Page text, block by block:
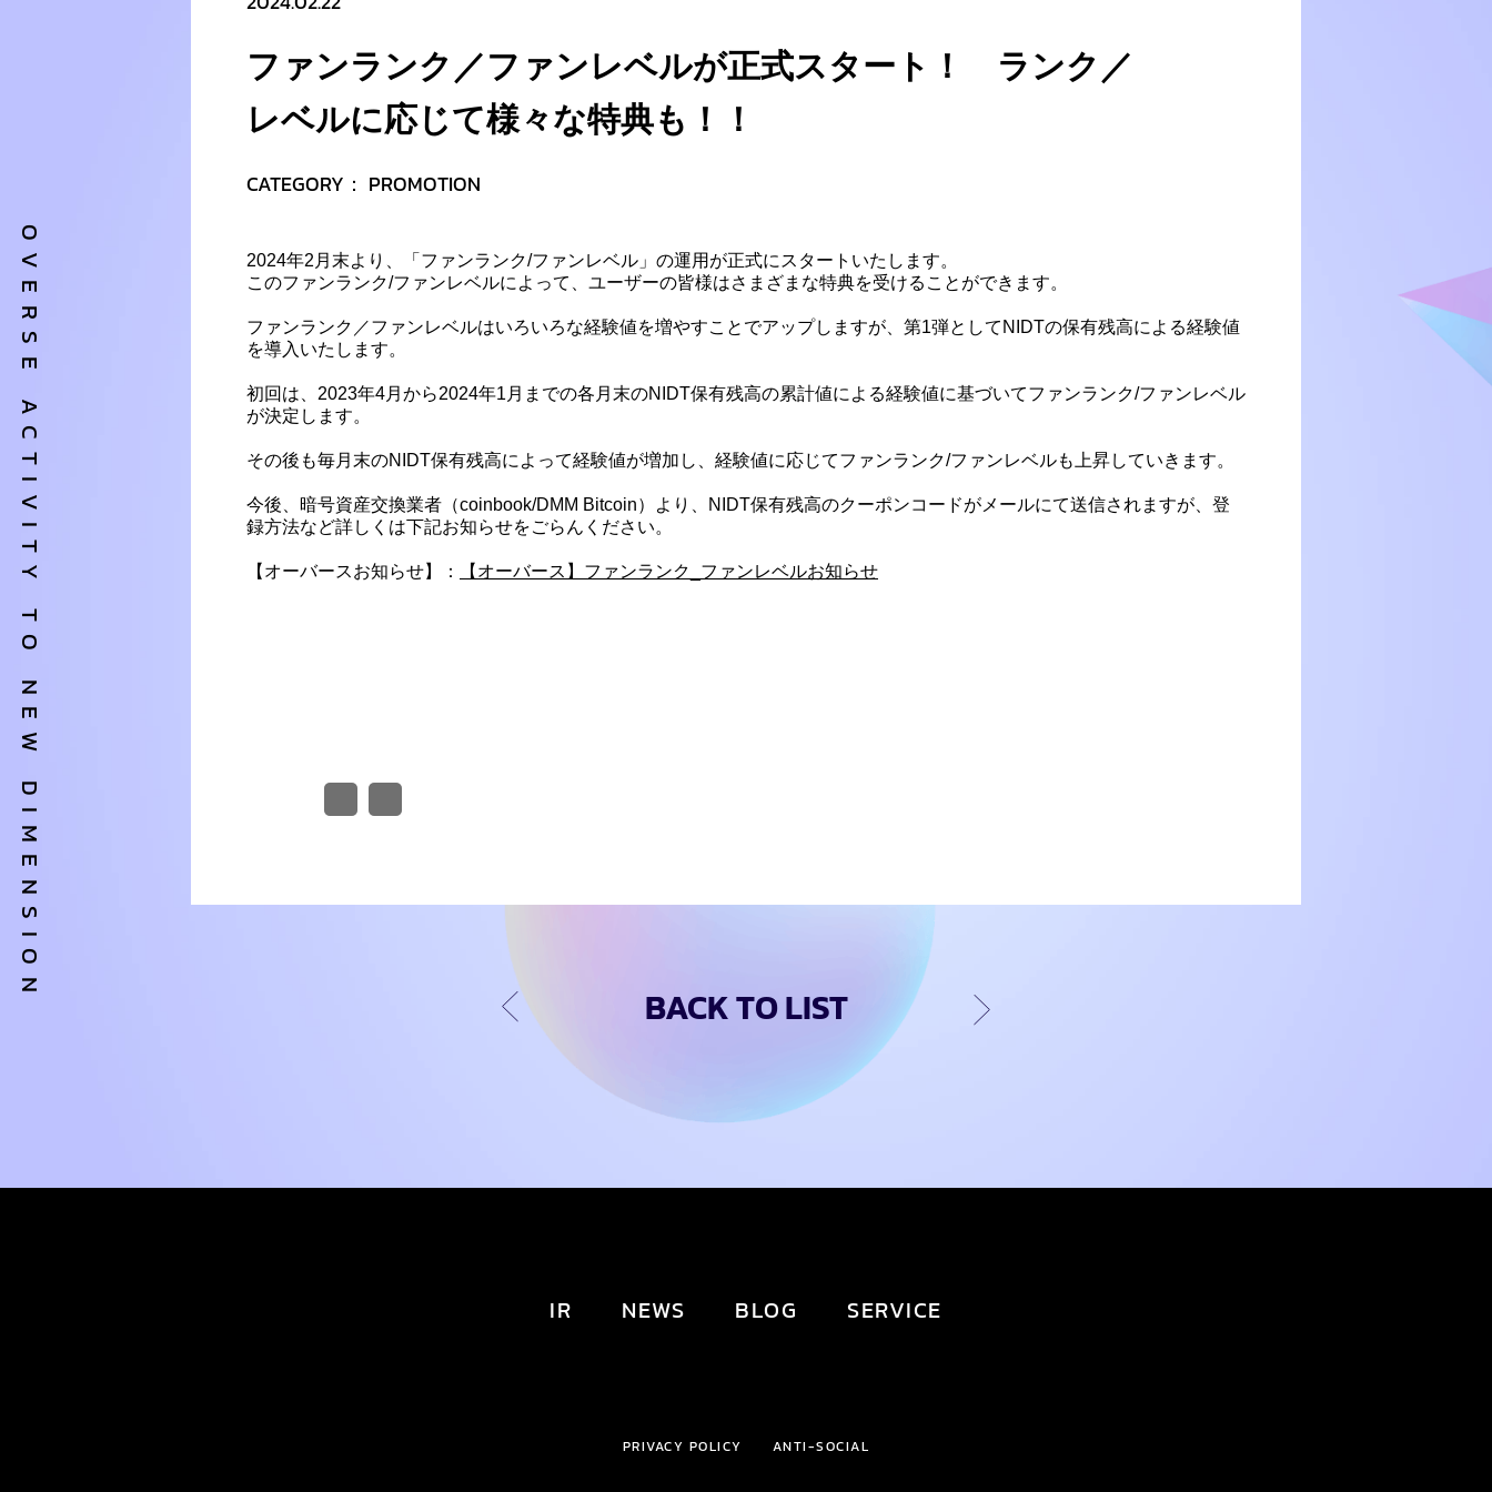
OVERSE ACTIVITY TO NEW DIMENSION
ファンランク／ファンレベルが正式スタート！ ランク／
レベルに応じて様々な特典も！！
CATEGORY： PROMOTION
2024年2月末より、「ファンランク/ファンレベル」の運用が正式にスタートいたします。
このファンランク/ファンレベルによって、ユーザーの皆様はさまざまな特典を受けることができます。
ファンランク／ファンレベルはいろいろな経験値を増やすことでアップしますが、第1弾としてNIDTの保有残高による経験値
を導入いたします。
初回は、2023年4月から2024年1月までの各月末のNIDT保有残高の累計値による経験値に基づいてファンランク/ファンレベル
が決定します。
その後も毎月末のNIDT保有残高によって経験値が増加し、経験値に応じてファンランク/ファンレベルも上昇していきます。
今後、暗号資産交換業者（coinbook/DMM Bitcoin）より、NIDT保有残高のクーポンコードがメールにて送信されますが、登
録方法など詳しくは下記お知らせをごらんください。
【オーバースお知らせ】： 【オーバース】ファンランク_ファンレベルお知らせ
BACK TO LIST
IR NEWS BLOG SERVICE
PRIVACY POLICY ANTI-SOCIAL